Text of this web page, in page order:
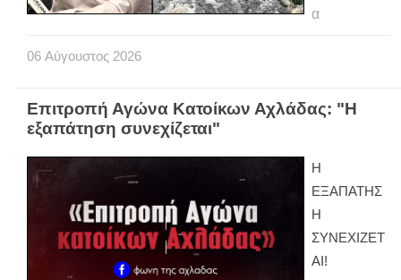
α
06 Αύγουστος 2026
Επιτροπή Αγώνα Κατοίκων Αχλάδας: "Η
εξαπάτηση συνεχίζεται"
Η
ΕΞΑΠΑΤΗΣ
Η
ΣΥΝΕΧΙΖΕΤ
ΑΙ!